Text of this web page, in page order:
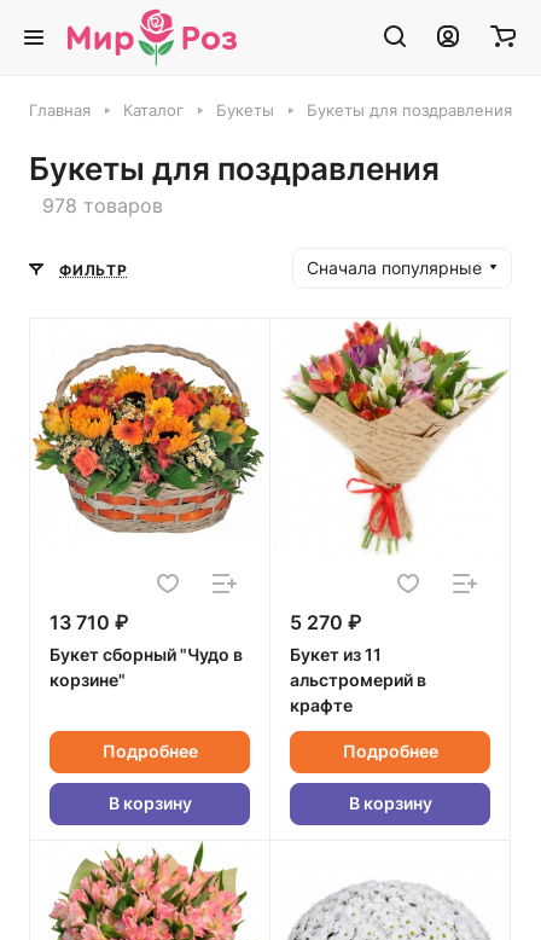
Главная Каталог Букеты Букеты для поздравления
Букеты для поздравления
978 товаров
ФИЛЬТР Сначала популярные
13 710 ₽
Букет сборный "Чудо в
корзине"
Подробнее
В корзину
5 270 ₽
Букет из 11
альстромерий в
крафте
Подробнее
В корзину